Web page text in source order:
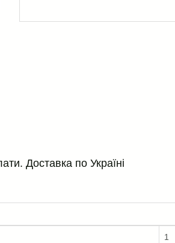
Доставка по Україні
1